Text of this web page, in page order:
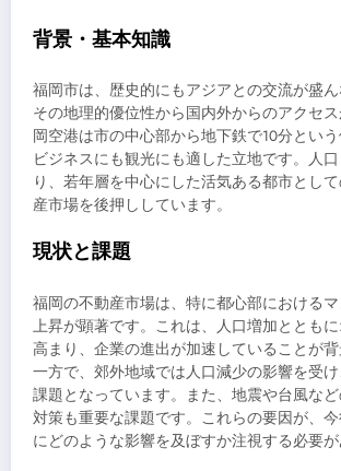
背景・基本知識
福岡市は、歴史的にもアジアとの交流が盛ん
その地理的優位性から国内外からのアクセ
岡空港は市の中心部から地下鉄で10分という
ビジネスにも観光にも適した立地です。人
り、若年層を中心にした活気ある都市とし
産市場を後押ししています。
現状と課題
福岡の不動産市場は、特に都心部における
上昇が顕著です。これは、人口増加ととも
高まり、企業の進出が加速していることが背
一方で、郊外地域では人口減少の影響を受
課題となっています。また、地震や台風な
対策も重要な課題です。これらの要因が、
にどのような影響を及ぼすか注視する必要が